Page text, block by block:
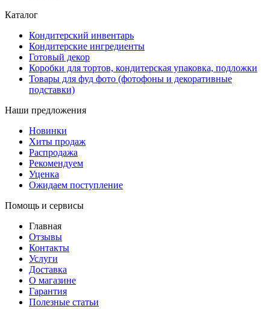
Каталог
Кондитерский инвентарь
Кондитерские ингредиенты
Готовый декор
Коробки для тортов, кондитерская упаковка, подложки
Товары для фуд фото (фотофоны и декоративные
подставки)
Наши предложения
Новинки
Хиты продаж
Распродажа
Рекомендуем
Уценка
Ожидаем поступление
Помощь и сервисы
Главная
Отзывы
Контакты
Услуги
Доставка
О магазине
Гарантия
Полезные статьи